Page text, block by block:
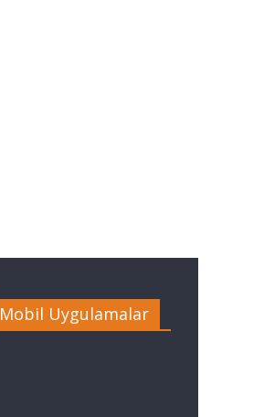
Mobil Uygulamalar